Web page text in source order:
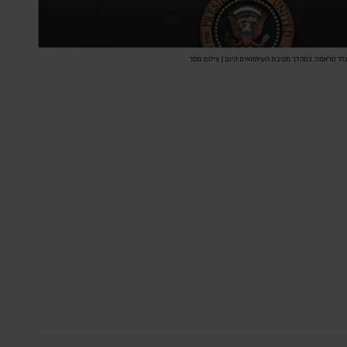
טראמפ, במהלך מסיבת העיתונאים היום | צילום מסך